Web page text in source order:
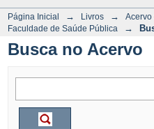
Página Inicial → Livros → Acervo
Faculdade de Saúde Pública
→
Busca no Acervo